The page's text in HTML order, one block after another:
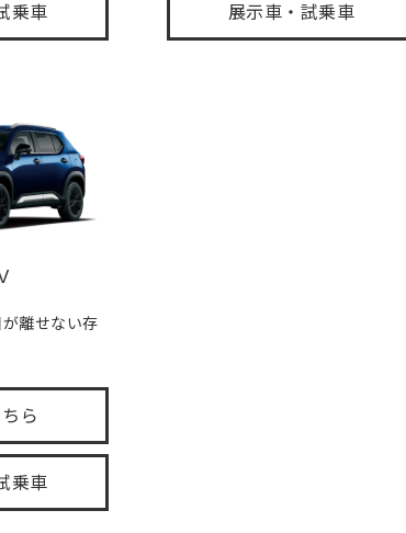
乗車 展示車・試乗車
離せない存
ら
乗車